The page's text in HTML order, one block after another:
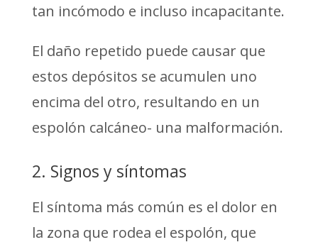
tan incómodo e incluso incapacitante.
El daño repetido puede causar que
estos depósitos se acumulen uno
encima del otro, resultando en un
espolón calcáneo- una malformación.
2. Signos y síntomas
El síntoma más común es el dolor en
la zona que rodea el espolón, que